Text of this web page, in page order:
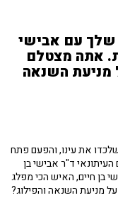
שלך עם אבישי
אתה מצטלם
מניעת השנאה
את עינו, והפעם פתח
ד"ר אבישי בן
בן חיים, האיש הכי מפלג
מניעת השנאה והפילוג?